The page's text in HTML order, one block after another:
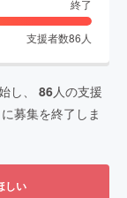
終了
支援者数86 人
し、 86人の支援
に募集を終了しま
しい